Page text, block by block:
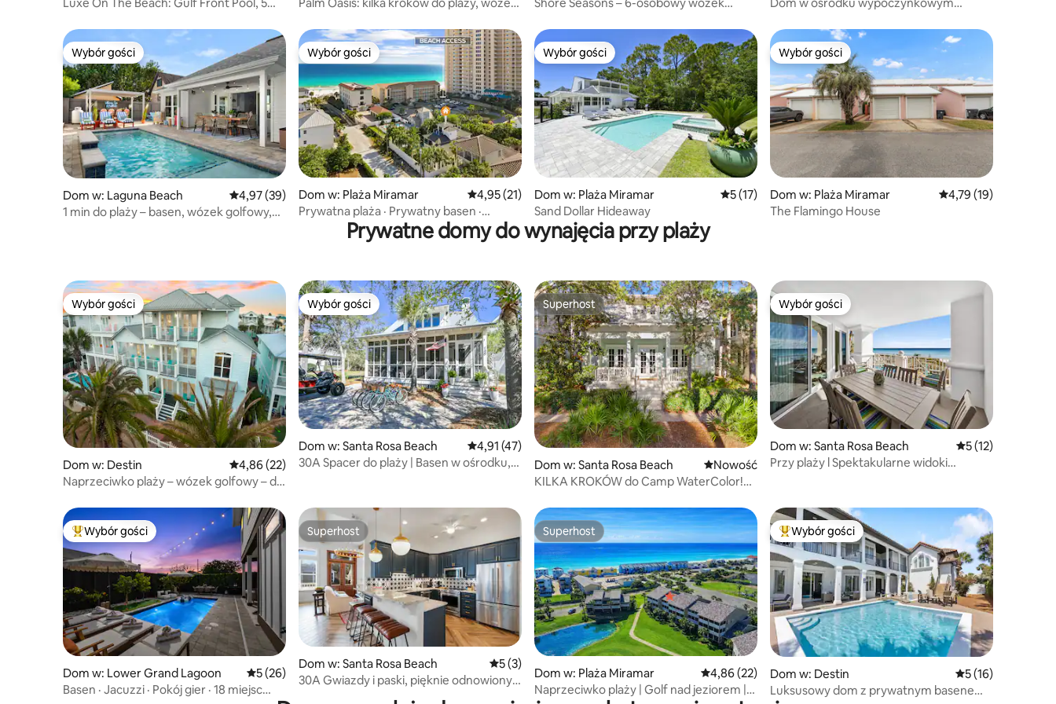
Wybór gości
Wybór gości
Dom w: Laguna Beach Średnia ocena: 4,97 na 5, liczba recenzji: 39
4,97 (39)
1 min do plaży – basen, wózek golfowy,
Wybór gości
Wybór gości
Dom w: Plaża Miramar Średnia ocena: 4,95 na 5, liczba recenzji: 21
4,95 (21)
Prywatna plaża · Prywatny basen ·
50 kroków od piasku
Wybór gości
Wybór gości
Dom w: Plaża Miramar Średnia ocena: 5 na 5, liczba recenzji: 17
5 (17)
Sand Dollar Hideaway
Wybór gości
Wybór gości
Dom w: Plaża Miramar Średnia ocena: 4,79
4,79 (19)
The Flamingo House
Prywatne domy do wynajęcia przy plaży
Wybór gości
Wybór gości
Dom w: Destin Średnia ocena: 4,86 na 5, liczba recenzji: 22
4,86 (22)
Naprzeciwko plaży – wózek golfowy – dla
Wybór gości
Wybór gości
Dom w: Santa Rosa Beach Średnia ocena: 4,91 na 5, liczba recenzji: 47
4,91 (47)
30A Spacer do plaży | Basen w ośrodku,
Superhost
Superhost
Dom w: Santa Rosa Beach Nowe miejsce pobytu
Nowość
KILKA KROKÓW do Camp WaterColor!
Wybór gości
Wybór gości
Dom w: Santa Rosa Beach Średnia ocena: 5
5 (12)
Przy plaży l Spektakularne widoki
Najpopularniejsze z kategorii Wybór gości
Wybór gości
Dom w: Lower Grand Lagoon Średnia ocena: 5 na 5, liczba recenzji: 26
5 (26)
Basen · Jacuzzi · Pokój gier · 18 miejsc
Superhost
Superhost
Dom w: Santa Rosa Beach Średnia ocena: 5 na 5, liczba recenzji: 3
5 (3)
30A Gwiazdy i paski, pięknie odnowiony
Superhost
Superhost
Dom w: Plaża Miramar Średnia ocena: 4,86 na 5, liczba recenzji: 22
4,86 (22)
Naprzeciwko plaży | Golf nad jeziorem |
Najpopularniejsze z kategorii Wybór gości
Wybór gości
Dom w: Destin Średnia ocena: 5
5 (16)
Luksusowy dom z prywatnym basenem,